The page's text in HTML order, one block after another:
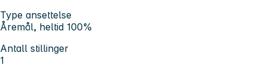
Type ansettelse
Åremål, heltid 100%
Antall stillinger
1